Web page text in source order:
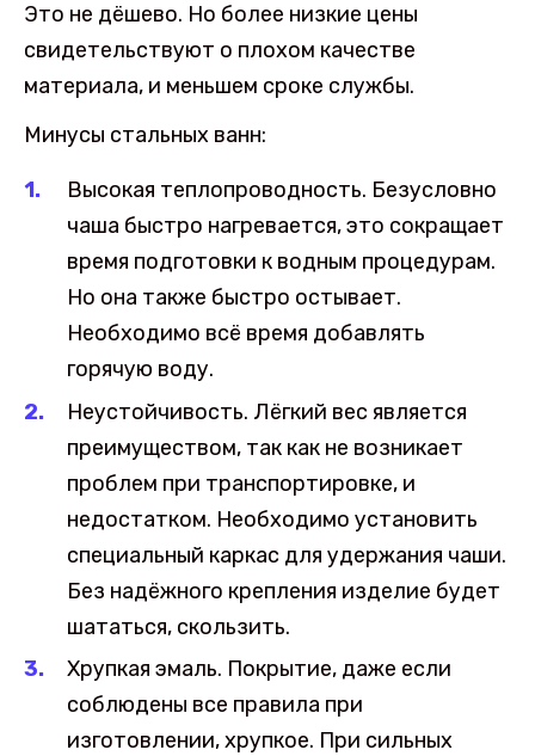
Это не дёшево. Но более низкие цены
свидетельствуют о плохом качестве
материала, и меньшем сроке службы.
Минусы стальных ванн:
Высокая теплопроводность. Безусловно
чаша быстро нагревается, это сокращает
время подготовки к водным процедурам.
Но она также быстро остывает.
Необходимо всё время добавлять
горячую воду.
Неустойчивость. Лёгкий вес является
преимуществом, так как не возникает
проблем при транспортировке, и
недостатком. Необходимо установить
специальный каркас для удержания чаши.
Без надёжного крепления изделие будет
шататься, скользить.
Хрупкая эмаль. Покрытие, даже если
соблюдены все правила при
изготовлении, хрупкое. При сильных